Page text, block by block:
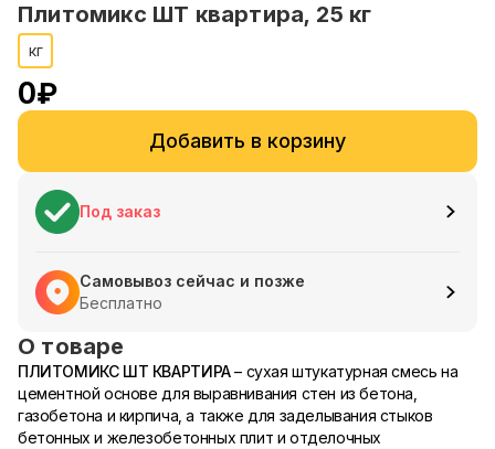
Плитомикс ШТ квартира, 25 кг
кг
0₽
Добавить в корзину
Под заказ
Самовывоз сейчас и позже
Бесплатно
О товаре
ПЛИТОМИКС ШТ КВАРТИРА– сухая штукатурная смесь на
цементной основе для выравнивания стен из бетона,
газобетона и кирпича, а также для заделывания стыков
бетонных и железобетонных плит и отделочных